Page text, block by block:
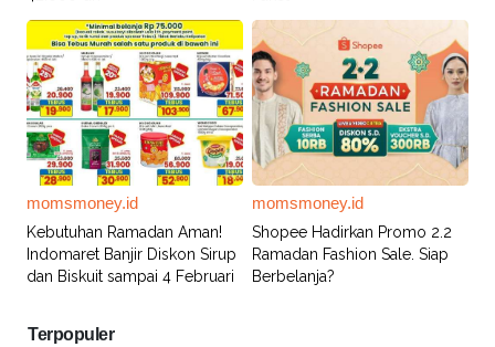
momsmoney.id
Kebutuhan Ramadan Aman!
Indomaret Banjir Diskon Sirup
dan Biskuit sampai 4 Februari
momsmoney.id
Shopee Hadirkan Promo 2.2
Ramadan Fashion Sale. Siap
Berbelanja?
Terpopuler